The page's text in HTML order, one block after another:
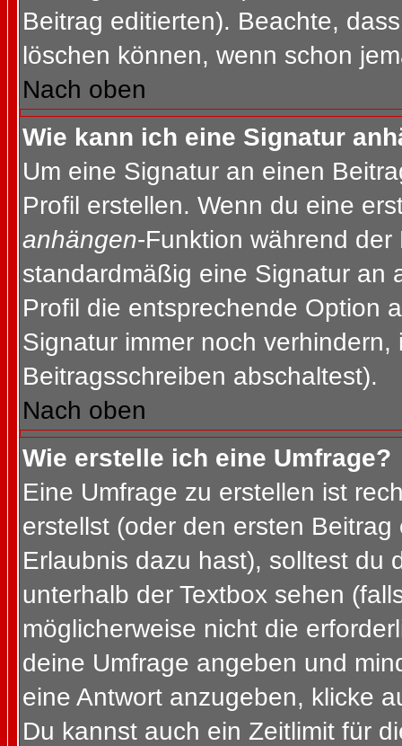
Beitrag editierten). Beachte,
löschen können, wenn schon
Nach oben
Wie kann ich eine Signatur
Um eine Signatur an einen
Profil erstellen. Wenn du eine
anhängen-Funktion während
standardmäßig eine Signatur an
Profil die entsprechende Option
Signatur immer noch
Beitragsschreiben abschaltest).
Nach oben
Wie erstelle ich eine Umfrage?
Eine Umfrage zu erstellen ist
erstellst (oder den ersten
Erlaubnis dazu hast), solltest du
unterhalb der Textbox sehen
möglicherweise nicht die
deine Umfrage angeben und
eine Antwort anzugeben, klicke
Du kannst auch ein Zeitlimit für